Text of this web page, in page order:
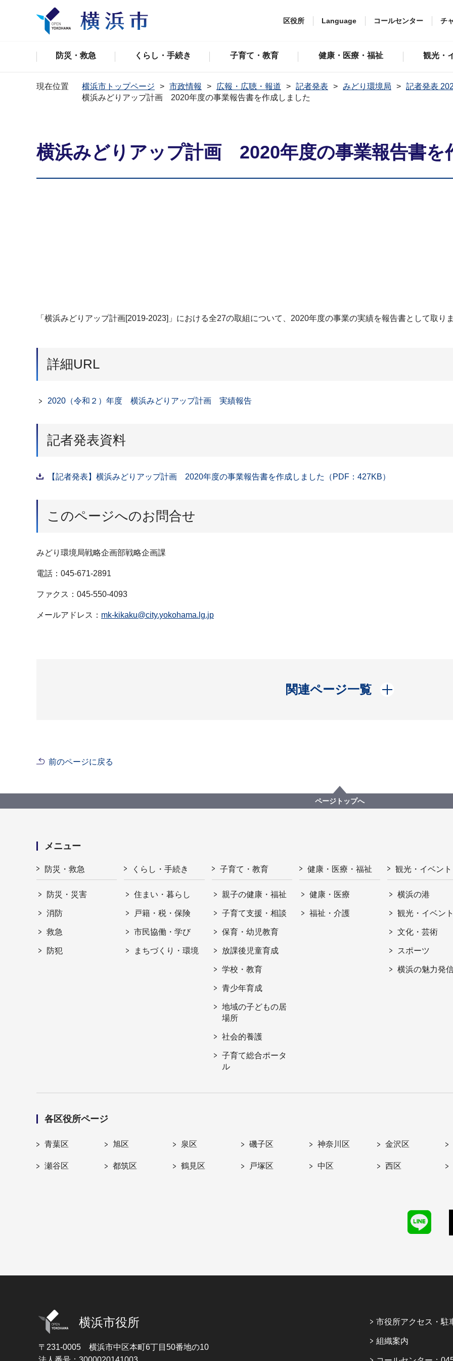
区役所 Language コールセンター チ
防災・救急 くらし・手続き 子育て・教育 健康・医療・福祉 観光・
現在位置 横浜市トップページ 市政情報 広報・広聴・報道 記者発表 みどり環境局
記者発表
横浜みどりアップ計画 2020年度の事業報告書を作成しました
横浜みどりアップ計画 2020年度の事業報告書を
「横浜みどりアップ計画[2019-2023]」における全27の取組について、2020年度の事業の実績を報告書として取り
詳細URL
2020（令和２）年度 横浜みどりアップ計画 実績報告
記者発表資料
【記者発表】横浜みどりアップ計画 2020年度の事業報告書を作成しました（PDF：427KB）
このページへのお問合せ
みどり環境局戦略企画部戦略企画課
電話：045-671-2891
ファクス：045-550-4093
メールアドレス： mk-kikaku@city.yokohama.lg.jp
関連ページ一覧
開く
前のページに戻る
ページトップへ
メニュー
防災・救急
防災・災害
消防
救急
防犯
くらし・手続き
住まい・暮らし
戸籍・税・保険
市民協働・学び
まちづくり・環境
子育て・教育
親子の健康・福祉
子育て支援・相談
保育・幼児教育
放課後児童育成
学校・教育
青少年育成
地域の子どもの居
場所
社会的養護
子育て総合ポータ
ル
健康・医療・福祉
健康・医療
福祉・介護
観光・イベント
横浜の港
観光・イベン
文化・芸術
スポーツ
横浜の魅力発
各区役所ページ
青葉区 旭区 泉区 磯子区 神奈川区 金沢区
瀬谷区 都筑区 鶴見区 戸塚区 中区 西区
横浜市役所
〒231-0005 横浜市中区本町6丁目50番地の10
市役所アクセス・駐
組織案内